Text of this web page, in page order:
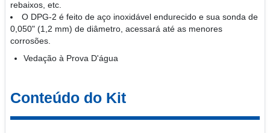
rebaixos, etc.
O DPG-2 é feito de aço inoxidável endurecido e sua sonda de
0,050" (1,2 mm) de diâmetro, acessará até as menores
corrosões.
Vedação à Prova D'água
Conteúdo do Kit